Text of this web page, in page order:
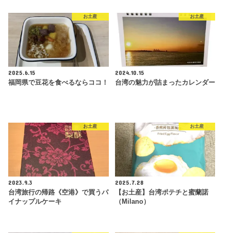
お土産
2025.6.15
福岡県で豆花を食べるならココ！
お土産
2024.10.15
台湾の魅力が詰まったカレンダー
お土産
2023.9.3
台湾旅行の帰路《空港》で買うパ
イナップルケーキ
お土産
2025.7.28
【お土産】台湾ポテチと蜜蘭諾
（Milano）